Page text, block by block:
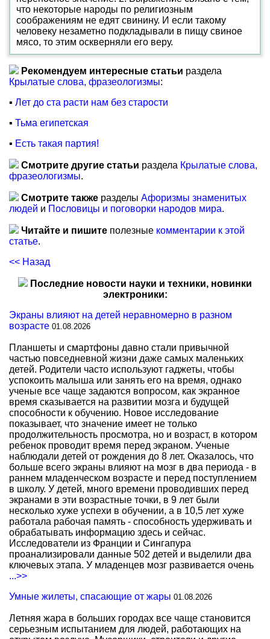
что некоторые народы по религиозным
соображениям не едят свинину. И если такому
человеку незаметно подкладывали в пищу свиное
мясо, то этим оскверняли его веру.
Рекомендуем интересные статьи раздела
Крылатые слова, фразеологизмы:
▪ Лет до ста расти нам без старости
▪ Тьма египетская
▪ Есть такая партия!
Смотрите другие статьи раздела Крылатые слова,
фразеологизмы.
Смотрите также разделы Афоризмы знаменитых
людей и Пословицы и поговорки народов мира.
Читайте и пишите полезные комментарии к этой
статье.
<< Назад
Последние новости науки и техники, новинки
электроники:
Экраны влияют на детей неравномерно в разном
возрасте 01.08.2026
Планшеты и смартфоны давно стали привычной
частью повседневной жизни даже самых маленьких
детей. Родители часто используют гаджеты, чтобы
успокоить малыша или занять его на время, однако
ученые все чаще задаются вопросом, как экранное
время сказывается на развитии мозга и будущей
способности к обучению. Новое исследование
показывает, что значение имеет не только
продолжительность просмотра, но и возраст, в котором
ребенок проводит время перед экраном. Ученые
наблюдали детей от рождения до 8 лет. Оказалось, что
больше всего экраны влияют на мозг в два периода - в
раннем младенческом возрасте и перед поступлением
в школу. У детей, много времени проводивших перед
экранами в эти возрастные точки, в 9 лет были
несколько хуже успехи в обучении, а в 10,5 лет хуже
работала рабочая память - способность удерживать и
обрабатывать информацию здесь и сейчас.
Исследователи из Франции и Сингапура
проанализировали данные 502 детей и выделили два
ключевых этапа. У младенцев мозг развивается очень
...>>
Умные жилеты, спасающие от жары 01.08.2026
Летняя жара в больших городах все чаще становится
серьезным испытанием для людей, работающих на